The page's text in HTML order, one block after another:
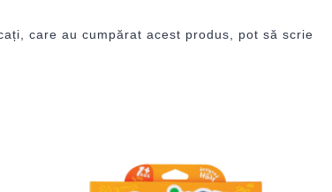
care au cumpărat acest produs, pot să scrie